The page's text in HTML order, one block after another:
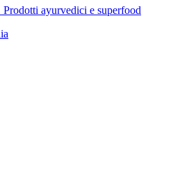
Prodotti ayurvedici e superfood